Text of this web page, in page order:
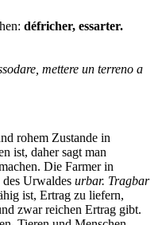
défricher, essarter.
mettere un terreno a
rohem Zustande in
ist, daher sagt man
Die Farmer in
des Urwaldes urbar. Tragbar
ist, Ertrag zu liefern,
zwar reichen Ertrag gibt.